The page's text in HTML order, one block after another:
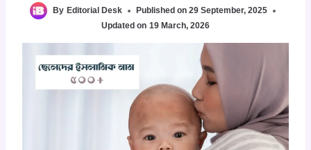
By Editorial Desk Published on 29 September, 2025
Updated on 19 March, 2026